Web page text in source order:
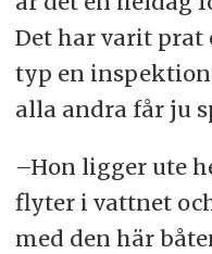
Det har varit prat
typ en
alla andra får ju
–Hon ligger ute
flyter i vattnet
med den här